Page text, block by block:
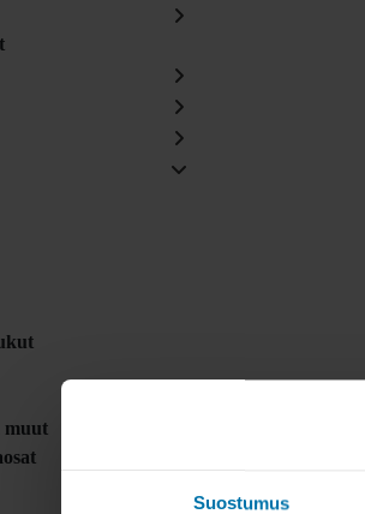
Suostumus
muut